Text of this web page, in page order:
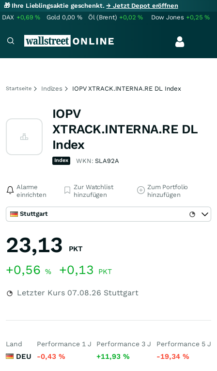
🎁 Ihre Lieblingsaktie geschenkt.→ Jetzt Depot eröffnen
DAX +0,69% Gold 0,00 % Öl (Brent) +0,02% Dow Jones +0,25%
Startseite Indizes IOPV XTRACK.INTERNA.RE DL Index
IOPV
XTRACK.INTERNA.RE DL
Index
Index WKN:SLA92A
Alarme
einrichten
Zur Watchlist
hinzufügen
Zum Portfolio
hinzufügen
Stuttgart
23,13 PKT
+0,56 % +0,13 PKT
Letzter Kurs 07.08.26 Stuttgart
Land
DEU
Performance 1 J
-0,43 %
Performance 3 J
+11,93%
Performance 5 J
-19,34 %